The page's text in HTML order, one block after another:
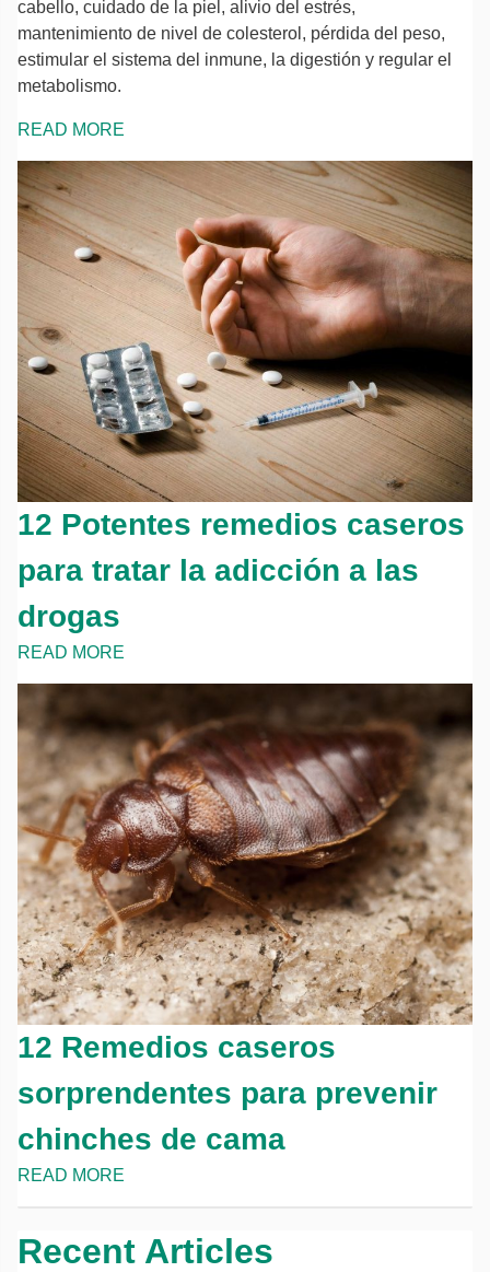
cabello, cuidado de la piel, alivio del estrés,
mantenimiento de nivel de colesterol, pérdida del peso,
estimular el sistema del inmune, la digestión y regular el
metabolismo.
READ MORE
12 Potentes remedios caseros
para tratar la adicción a las
drogas
READ MORE
12 Remedios caseros
sorprendentes para prevenir
chinches de cama
READ MORE
Recent Articles